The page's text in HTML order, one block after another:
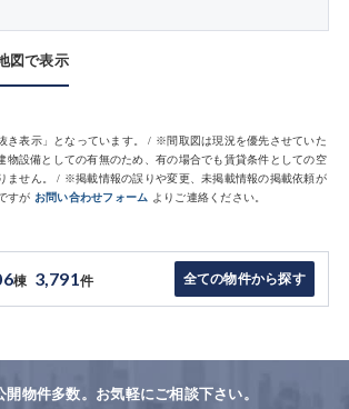
図で表示
き表示」となっています。 / ※間取図は現況を優先させていた
設備としての有無のため、有の場合でも賃貸条件としての空
ません。 / ※掲載情報の誤りや変更、未掲載情報の掲載依頼が
すが お問い合わせフォーム よりご連絡ください。
棟 3,791件 全ての物件から探す
開物件多数。お気軽にご相談下さい。